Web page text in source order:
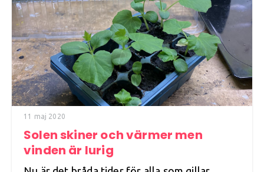
11 maj 2020
Solen skiner och värmer men
vinden är lurig